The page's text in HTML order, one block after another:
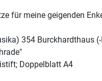
für meine geigenden
354 Burckhardthaus
Doppelblatt A4